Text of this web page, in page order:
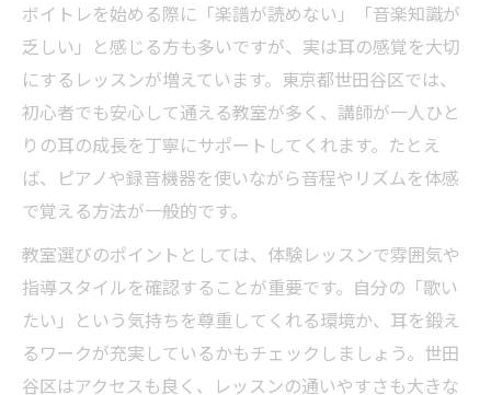
ボイトレを始める際に「楽譜が読めない」「音楽知識が
乏しい」と感じる方も多いですが、実は耳の感覚を大切
にするレッスンが増えています。東京都世田谷区では、
初心者でも安心して通える教室が多く、講師が一人ひと
りの耳の成長を丁寧にサポートしてくれます。たとえ
ば、ピアノや録音機器を使いながら音程やリズムを体感
で覚える方法が一般的です。
教室選びのポイントとしては、体験レッスンで雰囲気や
指導スタイルを確認することが重要です。自分の「歌い
たい」という気持ちを尊重してくれる環境か、耳を鍛え
るワークが充実しているかもチェックしましょう。世田
谷区はアクセスも良く、レッスンの通いやすさも大きな